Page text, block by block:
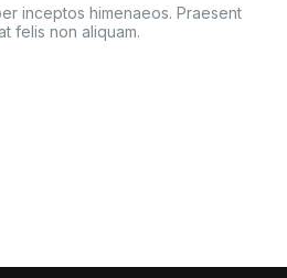
inceptos himenaeos. Praesent
felis non aliquam.